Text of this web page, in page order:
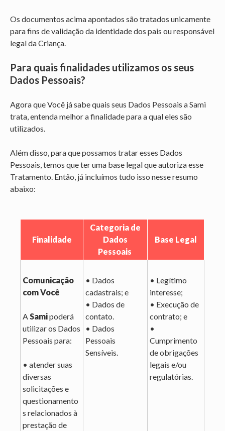
Os documentos acima apontados são tratados unicamente
para fins de validação da identidade dos pais ou responsável
legal da Criança.
Para quais finalidades utilizamos os seus
Dados Pessoais?
Agora que Você já sabe quais seus Dados Pessoais a Sami
trata, entenda melhor a finalidade para a qual eles são
utilizados.
Além disso, para que possamos tratar esses Dados
Pessoais, temos que ter uma base legal que autoriza esse
Tratamento. Então, já incluímos tudo isso nesse resumo
abaixo:
Finalidade
Categoria de
Dados
Pessoais
Base Legal
Comunicação
com Você
A Samipoderá
utilizar os Dados
Pessoais para:
• atender suas
diversas
solicitações e
questionamento
s relacionados à
prestação de
• Dados
cadastrais; e
• Dados de
contato.
• Dados
Pessoais
Sensíveis.
• Legítimo
interesse;
• Execução de
contrato; e
•
Cumprimento
de obrigações
legais e/ou
regulatórias.